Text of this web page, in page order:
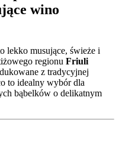
wino
lekko musujące, świeże i
regionu Friuli
z tradycyjnej
to idealny wybór dla
bąbelków o delikatnym